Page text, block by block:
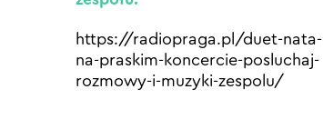
https://radiopraga.pl/duet-
na-praskim-koncercie-posluchaj-
rozmowy-i-muzyki-zespolu/